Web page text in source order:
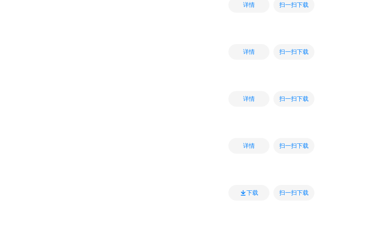
详情 扫一扫下载
详情 扫一扫下载
详情 扫一扫下载
详情 扫一扫下载
下载 扫一扫下载